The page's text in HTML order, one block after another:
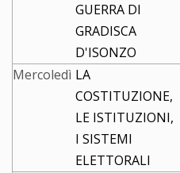
GUERRA DI
GRADISCA
D'ISONZO
Mercoledì LA
COSTITUZIONE,
LE ISTITUZIONI,
I SISTEMI
ELETTORALI